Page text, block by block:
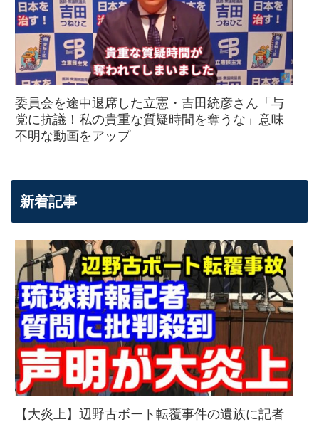
委員会を途中退席した立憲・吉田統彦さん「与
党に抗議！私の貴重な質疑時間を奪うな」意味
不明な動画をアップ
新着記事
【大炎上】辺野古ボート転覆事件の遺族に記者